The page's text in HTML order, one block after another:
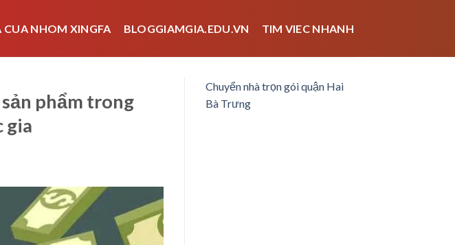
CUA NHOM XINGFA BLOGGIAMGIA.EDU.VN TIM VIEC NHANH
phẩm trong
gia
Chuyển nhà trọn gói quận Hai
Bà Trưng